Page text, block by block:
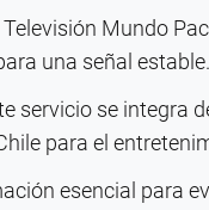
Televisión Mundo
una señal estable.
servicio se integra
para el
esencial para